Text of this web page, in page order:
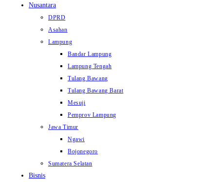
Nusantara
DPRD
Asahan
Lampung
Bandar Lampung
Lampung Tengah
Tulang Bawang
Tulang Bawang Barat
Mesuji
Pemprov Lampung
Jawa Timur
Ngawi
Bojonegoro
Sumatera Selatan
Bisnis